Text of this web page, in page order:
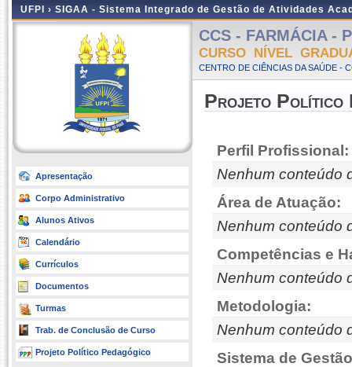
UFPI › SIGAA - Sistema Integrado de Gestão de Atividades
Apresentação
Corpo Administrativo
Alunos Ativos
Calendário
Currículos
Documentos
Turmas
Trab. de Conclusão de Curso
Projeto Político Pedagógico
CCS - FARMÁCIA -
CURSO NÍVEL
CENTRO DE CIÊNCIAS DA SAÚDE -
Projeto Político
Perfil Profissional:
Nenhum conteúdo
Área de Atuação:
Nenhum conteúdo
Competências e
Nenhum conteúdo
Metodologia:
Nenhum conteúdo
Sistema de